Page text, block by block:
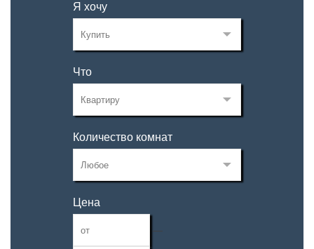
Я хочу
Что
Количество комнат
Цена
—